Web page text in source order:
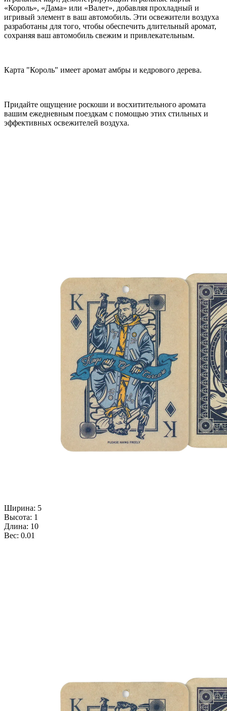
«Король», «Дама» или «Валет», добавляя прохладный и
игривый элемент в ваш автомобиль. Эти освежители воздуха
разработаны для того, чтобы обеспечить длительный аромат,
сохраняя ваш автомобиль свежим и привлекательным.
Карта "Король" имеет аромат амбры и кедрового дерева.
Придайте ощущение роскоши и восхитительного аромата
вашим ежедневным поездкам с помощью этих стильных и
эффективных освежителей воздуха.
Ширина: 5
Высота: 1
Длина: 10
Вес: 0.01